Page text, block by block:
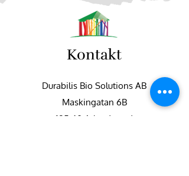
Kontakt
Durabilis Bio Solutions AB
Maskingatan 6B
195 60 Arlandastad